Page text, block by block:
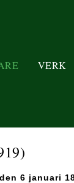
VERK
6 januari